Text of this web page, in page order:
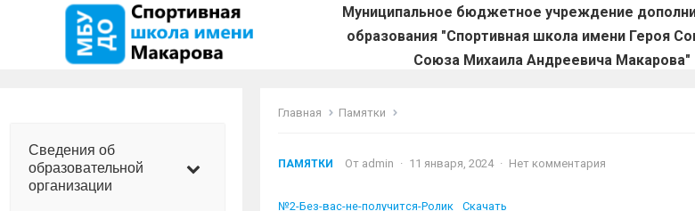
Муниципальное бюджетное учреждение
образования "Спортивная школа имени Героя
Союза Михаила Андреевича Макарова"
Сведения об
образовательной
организации
Главная Памятки
ПАМЯТКИ От admin · 11 января, 2024 · Нет комментария
№2-Без-вас-не-получится-Ролик Скачать